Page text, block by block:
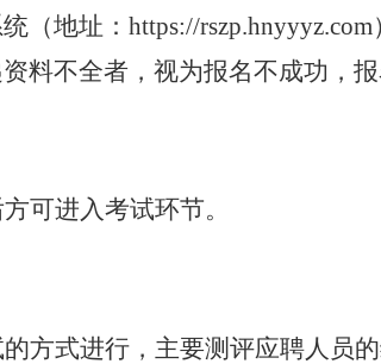
（地址：https://
料不全者，视为报名不成功 ， 报
可进入考试环节。
方式进行，主要测评应聘人员